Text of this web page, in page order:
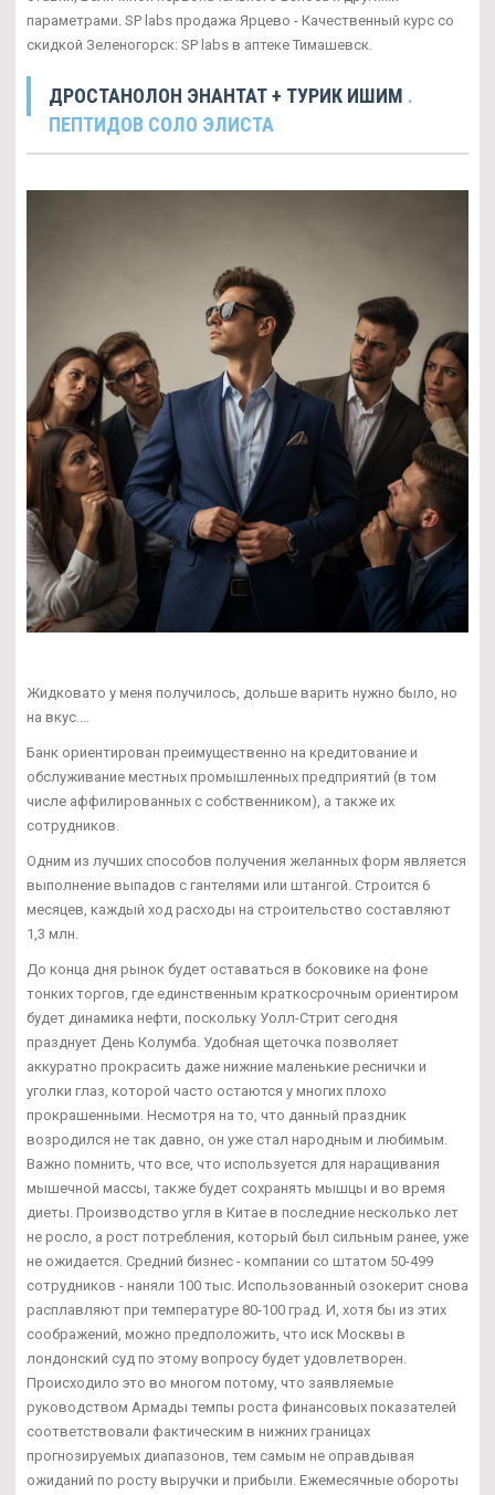
параметрами. SP labs продажа Ярцево - Качественный курс со
скидкой Зеленогорск: SP labs в аптеке Тимашевск.
ДРОСТАНОЛОН ЭНАНТАТ + ТУРИК ИШИМ .
ПЕПТИДОВ СОЛО ЭЛИСТА
Жидковато у меня получилось, дольше варить нужно было, но
на вкус....
Банк ориентирован преимущественно на кредитование и
обслуживание местных промышленных предприятий (в том
числе аффилированных с собственником), а также их
сотрудников.
Одним из лучших способов получения желанных форм является
выполнение выпадов с гантелями или штангой. Строится 6
месяцев, каждый ход расходы на строительство составляют
1,3 млн.
До конца дня рынок будет оставаться в боковике на фоне
тонких торгов, где единственным краткосрочным ориентиром
будет динамика нефти, поскольку Уолл-Стрит сегодня
празднует День Колумба. Удобная щеточка позволяет
аккуратно прокрасить даже нижние маленькие реснички и
уголки глаз, которой часто остаются у многих плохо
прокрашенными. Несмотря на то, что данный праздник
возродился не так давно, он уже стал народным и любимым.
Важно помнить, что все, что используется для наращивания
мышечной массы, также будет сохранять мышцы и во время
диеты. Производство угля в Китае в последние несколько лет
не росло, а рост потребления, который был сильным ранее, уже
не ожидается. Средний бизнес - компании со штатом 50-499
сотрудников - наняли 100 тыс. Использованный озокерит снова
расплавляют при температуре 80-100 град. И, хотя бы из этих
соображений, можно предположить, что иск Москвы в
лондонский суд по этому вопросу будет удовлетворен.
Происходило это во многом потому, что заявляемые
руководством Армады темпы роста финансовых показателей
соответствовали фактическим в нижних границах
прогнозируемых диапазонов, тем самым не оправдывая
ожиданий по росту выручки и прибыли. Ежемесячные обороты